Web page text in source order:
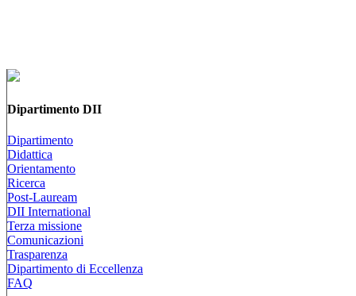
Dipartimento DII
Dipartimento
Didattica
Orientamento
Ricerca
Post-Lauream
DII International
Terza missione
Comunicazioni
Trasparenza
Dipartimento di Eccellenza
FAQ